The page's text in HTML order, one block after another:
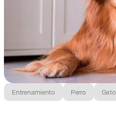
Entrenamiento Perro Gato